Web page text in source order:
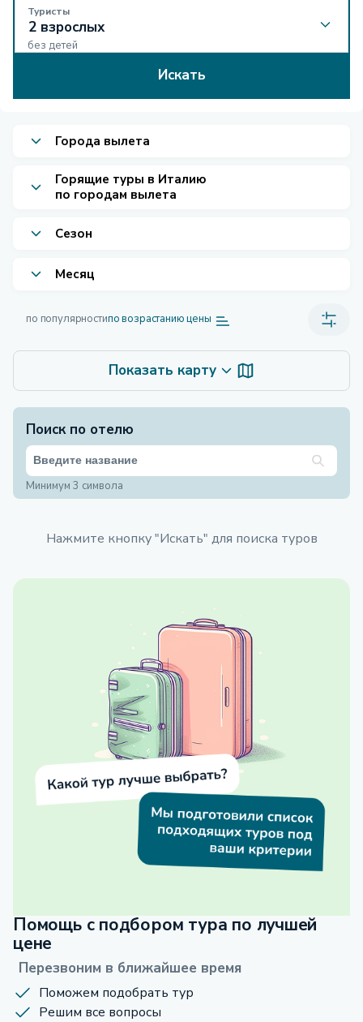
Туристы
без детей
Искать
Города вылета
Горящие туры в Италию
по городам вылета
Сезон
Месяц
по популярностипо возрастанию цены
Показать карту
Поиск по отелю
Минимум 3 символа
Нажмите кнопку "Искать" для поиска туров
Помощь с подбором тура по лучшей
цене
Перезвоним в ближайшее время
Поможем подобрать тур
Решим все вопросы